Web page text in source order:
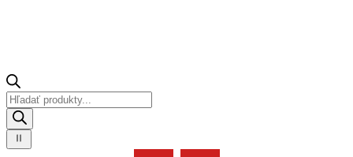
Products
search